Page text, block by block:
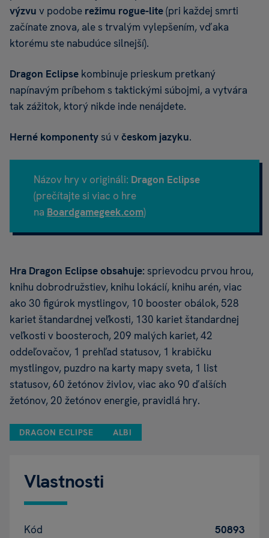
výzvu v podobe režimu rogue-lite(pri každej smrti
začínate znova, ale s trvalým vylepšením, vďaka
ktorému ste nabudúce silnejší).
Dragon Eclipse kombinuje prieskum pretkaný
napínavým príbehom s taktickými súbojmi, a vytvára
tak zážitok, ktorý nikde inde nenájdete.
Herné komponenty sú včeskom jazyku.
Názov hry v origináli: Dragon Eclipse
(prečítajte si viac o hre
na Boardgamegeek.com)
Hra Dragon Eclipse obsahuje: sprievodcu prvou hrou,
knihu dobrodružstiev, knihu lokácií, knihu arén, viac
ako 30 figúrok mystlingov, 10 booster obálok, 528
kariet štandardnej veľkosti, 130 kariet štandardnej
veľkosti v boosteroch, 209 malých kariet, 42
oddeľovačov, 1 prehľad statusov, 1 krabičku
mystlingov, puzdro na karty mapy sveta, 1 list
statusov, 60 žetónov živlov, viac ako 90 ďalších
žetónov, 20 žetónov energie, pravidlá hry.
DRAGON ECLIPSE ALBI
Vlastnosti
Kód
50893